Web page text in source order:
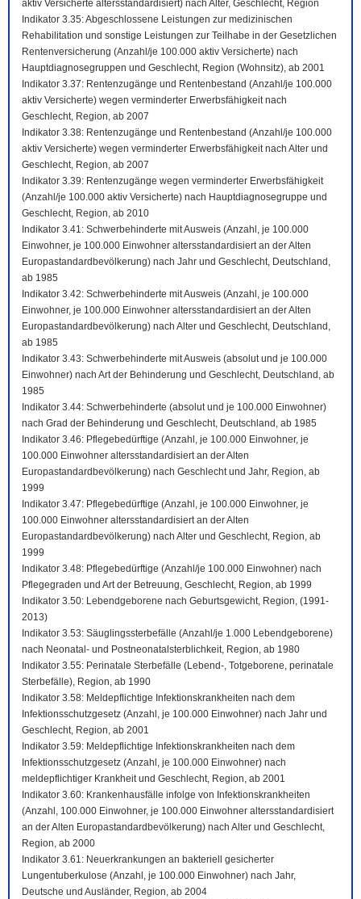
aktiv Versicherte altersstandardisiert) nach Alter, Geschlecht, Region
Indikator 3.35: Abgeschlossene Leistungen zur medizinischen
Rehabilitation und sonstige Leistungen zur Teilhabe in der Gesetzlichen
Rentenversicherung (Anzahl/je 100.000 aktiv Versicherte) nach
Hauptdiagnosegruppen und Geschlecht, Region (Wohnsitz), ab 2001
Indikator 3.37: Rentenzugänge und Rentenbestand (Anzahl/je 100.000
aktiv Versicherte) wegen verminderter Erwerbsfähigkeit nach
Geschlecht, Region, ab 2007
Indikator 3.38: Rentenzugänge und Rentenbestand (Anzahl/je 100.000
aktiv Versicherte) wegen verminderter Erwerbsfähigkeit nach Alter und
Geschlecht, Region, ab 2007
Indikator 3.39: Rentenzugänge wegen verminderter Erwerbsfähigkeit
(Anzahl/je 100.000 aktiv Versicherte) nach Hauptdiagnosegruppe und
Geschlecht, Region, ab 2010
Indikator 3.41: Schwerbehinderte mit Ausweis (Anzahl, je 100.000
Einwohner, je 100.000 Einwohner altersstandardisiert an der Alten
Europastandardbevölkerung) nach Jahr und Geschlecht, Deutschland,
ab 1985
Indikator 3.42: Schwerbehinderte mit Ausweis (Anzahl, je 100.000
Einwohner, je 100.000 Einwohner altersstandardisiert an der Alten
Europastandardbevölkerung) nach Alter und Geschlecht, Deutschland,
ab 1985
Indikator 3.43: Schwerbehinderte mit Ausweis (absolut und je 100.000
Einwohner) nach Art der Behinderung und Geschlecht, Deutschland, ab
1985
Indikator 3.44: Schwerbehinderte (absolut und je 100.000 Einwohner)
nach Grad der Behinderung und Geschlecht, Deutschland, ab 1985
Indikator 3.46: Pflegebedürftige (Anzahl, je 100.000 Einwohner, je
100.000 Einwohner altersstandardisiert an der Alten
Europastandardbevölkerung) nach Geschlecht und Jahr, Region, ab
1999
Indikator 3.47: Pflegebedürftige (Anzahl, je 100.000 Einwohner, je
100.000 Einwohner altersstandardisiert an der Alten
Europastandardbevölkerung) nach Alter und Geschlecht, Region, ab
1999
Indikator 3.48: Pflegebedürftige (Anzahl/je 100.000 Einwohner) nach
Pflegegraden und Art der Betreuung, Geschlecht, Region, ab 1999
Indikator 3.50: Lebendgeborene nach Geburtsgewicht, Region, (1991-
2013)
Indikator 3.53: Säuglingssterbefälle (Anzahl/je 1.000 Lebendgeborene)
nach Neonatal- und Postneonatalsterblichkeit, Region, ab 1980
Indikator 3.55: Perinatale Sterbefälle (Lebend-, Totgeborene, perinatale
Sterbefälle), Region, ab 1990
Indikator 3.58: Meldepflichtige Infektionskrankheiten nach dem
Infektionsschutzgesetz (Anzahl, je 100.000 Einwohner) nach Jahr und
Geschlecht, Region, ab 2001
Indikator 3.59: Meldepflichtige Infektionskrankheiten nach dem
Infektionsschutzgesetz (Anzahl, je 100.000 Einwohner) nach
meldepflichtiger Krankheit und Geschlecht, Region, ab 2001
Indikator 3.60: Krankenhausfälle infolge von Infektionskrankheiten
(Anzahl, 100.000 Einwohner, je 100.000 Einwohner altersstandardisiert
an der Alten Europastandardbevölkerung) nach Alter und Geschlecht,
Region, ab 2000
Indikator 3.61: Neuerkrankungen an bakteriell gesicherter
Lungentuberkulose (Anzahl, je 100.000 Einwohner) nach Jahr,
Deutsche und Ausländer, Region, ab 2004